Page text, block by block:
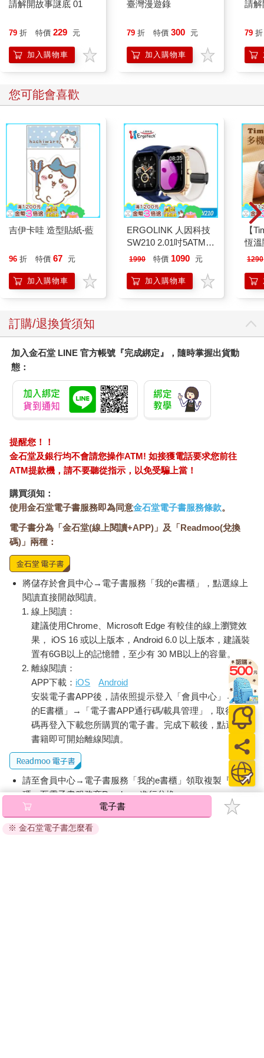
請解開故事謎底 01
79 折 特價 229 元
加入購物車
臺灣漫遊錄
79 折 特價 300 元
加入購物車
請解
79 折
您可能會喜歡
吉伊卡哇 造型貼紙-藍
96 折 特價 67 元
加入購物車
ERGOLINK 人因科技
SW210 2.01吋5ATM游
泳心率血氧藍牙通話腕
1990 特價 1090 元
加入購物車
【
恆
肩/
膝
1290
訂購/退換貨須知
加入金石堂 LINE 官方帳號『完成綁定』，隨時掌握出貨動
態：
提醒您！！
金石堂及銀行均不會請您操作ATM! 如接獲電話要求您前往
ATM提款機，請不要聽從指示，以免受騙上當！
購買須知：
使用金石堂電子書服務即為同意金石堂電子書服務條款。
電子書分為「金石堂(線上閱讀+APP)」及「Readmoo(兌換
碼)」兩種：
將儲存於會員中心→電子書服務「我的e書櫃」，點選線上
閱讀直接開啟閱讀。
線上閱讀：
建議使用Chrome、Microsoft Edge 有較佳的線上瀏覽效
果， iOS 16 或以上版本，Android 6.0 以上版本，建議裝
置有6GB以上的記憶體，至少有 30 MB以上的容量。
離線閱讀：
APP下載： iOS
Android
安裝電子書APP後，請依照提示登入「會員中心」→「我
的E書櫃」→「電子書APP通行碼/載具管理」，取得通行
碼再登入下載您所購買的電子書。完成下載後，點選任一
書籍即可開始離線閱讀。
請至會員中心→電子書服務「我的e書櫃」領取複製『兌換
碼』至電子書服務商Readmoo進行兌換。
退換貨須知：
因版權保護，您在金石堂所購買的電子書僅能以金石堂專屬
電子書
※ 金石堂電子書怎麼看